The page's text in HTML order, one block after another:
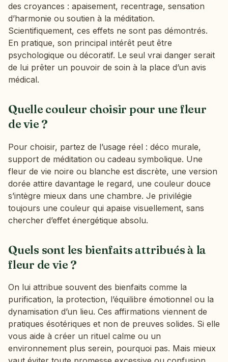
des croyances : apaisement, recentrage, sensation
d’harmonie ou soutien à la méditation.
Scientifiquement, ces effets ne sont pas démontrés.
En pratique, son principal intérêt peut être
psychologique ou décoratif. Le seul vrai danger serait
de lui prêter un pouvoir de soin à la place d’un avis
médical.
Quelle couleur choisir pour une fleur
de vie ?
Pour choisir, partez de l’usage réel : déco murale,
support de méditation ou cadeau symbolique. Une
fleur de vie noire ou blanche est discrète, une version
dorée attire davantage le regard, une couleur douce
s’intègre mieux dans une chambre. Je privilégie
toujours une couleur qui apaise visuellement, sans
chercher d’effet énergétique absolu.
Quels sont les bienfaits attribués à la
fleur de vie ?
On lui attribue souvent des bienfaits comme la
purification, la protection, l’équilibre émotionnel ou la
dynamisation d’un lieu. Ces affirmations viennent de
pratiques ésotériques et non de preuves solides. Si elle
vous aide à créer un rituel calme ou un
environnement plus serein, pourquoi pas. Mais mieux